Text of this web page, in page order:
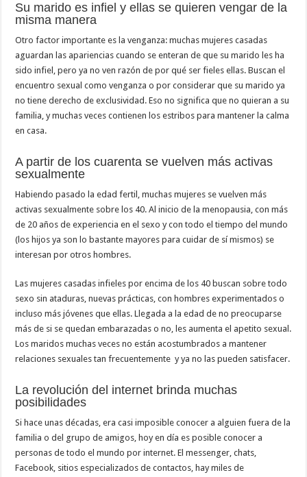
Su marido es infiel y ellas se quieren vengar de la
misma manera
Otro factor importante es la venganza: muchas mujeres casadas
aguardan las apariencias cuando se enteran de que su marido les ha
sido infiel, pero ya no ven razón de por qué ser fieles ellas. Buscan el
encuentro sexual como venganza o por considerar que su marido ya
no tiene derecho de exclusividad. Eso no significa que no quieran a su
familia, y muchas veces contienen los estribos para mantener la calma
en casa.
A partir de los cuarenta se vuelven más activas
sexualmente
Habiendo pasado la edad fertil, muchas mujeres se vuelven más
activas sexualmente sobre los 40. Al inicio de la menopausia, con más
de 20 años de experiencia en el sexo y con todo el tiempo del mundo
(los hijos ya son lo bastante mayores para cuidar de sí mismos) se
interesan por otros hombres.
Las mujeres casadas infieles por encima de los 40 buscan sobre todo
sexo sin ataduras, nuevas prácticas, con hombres experimentados o
incluso más jóvenes que ellas. Llegada a la edad de no preocuparse
más de si se quedan embarazadas o no, les aumenta el apetito sexual.
Los maridos muchas veces no están acostumbrados a mantener
relaciones sexuales tan frecuentemente y ya no las pueden satisfacer.
La revolución del internet brinda muchas
posibilidades
Si hace unas décadas, era casi imposible conocer a alguien fuera de la
familia o del grupo de amigos, hoy en día es posible conocer a
personas de todo el mundo por internet. El messenger, chats,
Facebook, sitios especializados de contactos, hay miles de